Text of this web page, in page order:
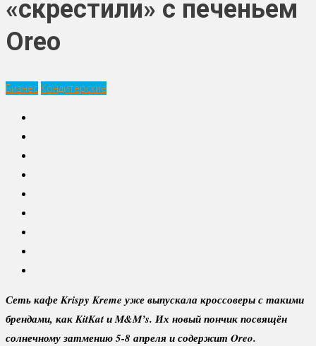
«скрестили» с печеньем
Oreo
Бизнес Кондитерские
Сеть кафеKrispyKreme уже выпускала кроссоверы с такими
брендами, какKitKat иM&M’s. Их новый пончик посвящён
солнечному затмению 5-8 апреля и содержит Oreo.